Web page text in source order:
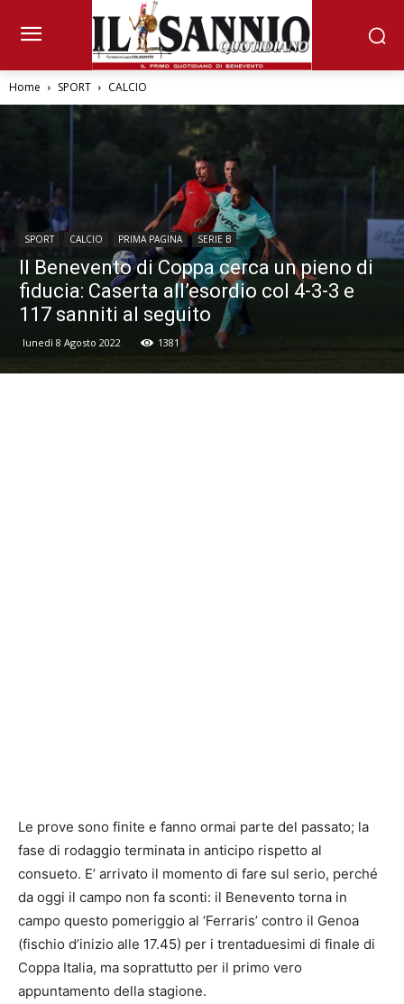
Home SPORT CALCIO
SPORT CALCIO PRIMA PAGINA SERIE B
Il Benevento di Coppa cerca un pieno di
fiducia: Caserta all’esordio col 4-3-3 e
117 sanniti al seguito
lunedì 8 Agosto 2022 1381
Le prove sono finite e fanno ormai parte del passato; la
fase di rodaggio terminata in anticipo rispetto al
consueto. E’ arrivato il momento di fare sul serio, perché
da oggi il campo non fa sconti: il Benevento torna in
campo questo pomeriggio al ‘Ferraris’ contro il Genoa
(fischio d’inizio alle 17.45) per i trentaduesimi di finale di
Coppa Italia, ma soprattutto per il primo vero
appuntamento della stagione.